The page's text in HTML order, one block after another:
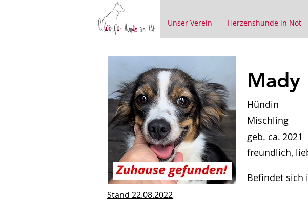
Unser Verein Herzenshunde in Not
Mady
Hündin
Mischling
2021
freundlich,
Befindet sich
geb. ca.
Stand 22.08.2022